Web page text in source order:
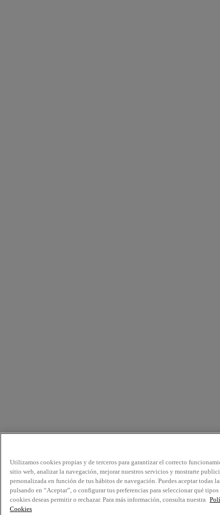
Utilizamos cookies propias y de terceros para garantizar el correcto
sitio web, analizar la navegación, mejorar nuestros servicios y mostrarte
personalizada en función de tus hábitos de navegación. Puedes aceptar todas
pulsando en “Aceptar”, o configurar tus preferencias para seleccionar qué tipos
cookies deseas permitir o rechazar. Para más información, consulta nuestra
Cookies